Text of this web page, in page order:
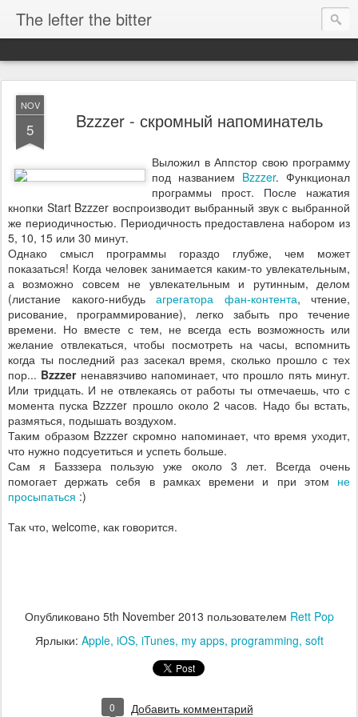
The lefter the bitter
NOV
5 Bzzzer - скромный напоминатель
Выложил в Аппстор свою программу
под названием Bzzzer. Функционал
программы прост. После нажатия
кнопки Start Bzzzer воспроизводит выбранный звук с выбранной
же периодичностью. Периодичность предоставлена набором из
5, 10, 15 или 30 минут.
Однако смысл программы гораздо глубже, чем может
показаться! Когда человек занимается каким-то увлекательным,
а возможно совсем не увлекательным и рутинным, делом
(листание какого-нибудь агрегатора фан-контента, чтение,
рисование, программирование), легко забыть про течение
времени. Но вместе с тем, не всегда есть возможность или
желание отвлекаться, чтобы посмотреть на часы, вспомнить
когда ты последний раз засекал время, сколько прошло с тех
пор... Bzzzerненавязчиво напоминает, что прошло пять минут.
Или тридцать. И не отвлекаясь от работы ты отмечаешь, что с
момента пуска Bzzzer прошло около 2 часов. Надо бы встать,
размяться, подышать воздухом.
Таким образом Bzzzer скромно напоминает, что время уходит,
что нужно подсуетиться и успеть больше.
Сам я Базззера пользую уже около 3 лет. Всегда очень
помогает держать себя в рамках времени и при этом не
просыпаться :)
Так что, welcome, как говорится.
Опубликовано 5th November 2013 пользователем Rett Pop
Ярлыки: Apple iOS iTunes my apps programming soft
0 Добавить комментарий